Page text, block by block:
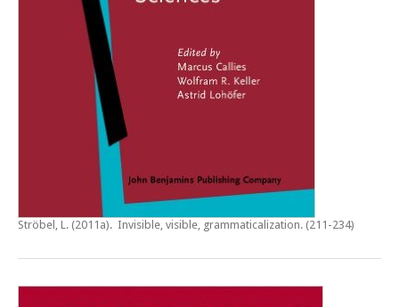
Ströbel, L. (2011a). Invisible, visible, grammaticalization. (211-234)